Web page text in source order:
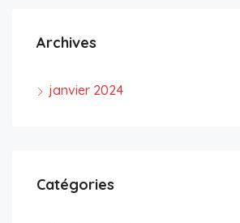
Archives
janvier 2024
Catégories